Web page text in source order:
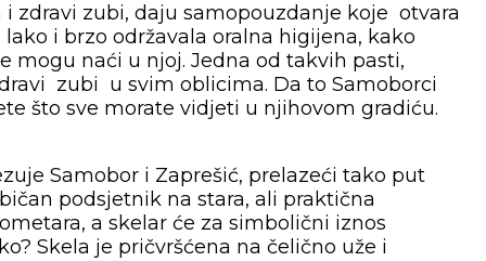
zdravi zubi, daju samopouzdanje koje otvara
i brzo održavala oralna higijena, kako
naći u njoj. Jedna od takvih pasti,
zubi u svim oblicima. Da to Samoborci
što sve morate vidjeti u njihovom gradiću.
Samobor i Zaprešić, prelazeći tako put
podsjetnik na stara, ali praktična
a skelar će za simbolični iznos
Skela je pričvršćena na čelično uže i